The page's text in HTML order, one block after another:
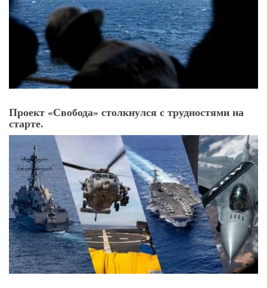
Проект «Свобода» столкнулся с трудностями на
старте.